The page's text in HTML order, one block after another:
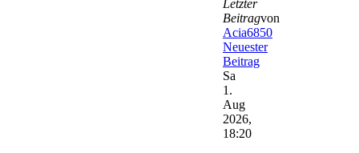
Letzter
Beitragvon
Acia6850
Neuester
Beitrag
Sa
1.
Aug
2026,
18:20